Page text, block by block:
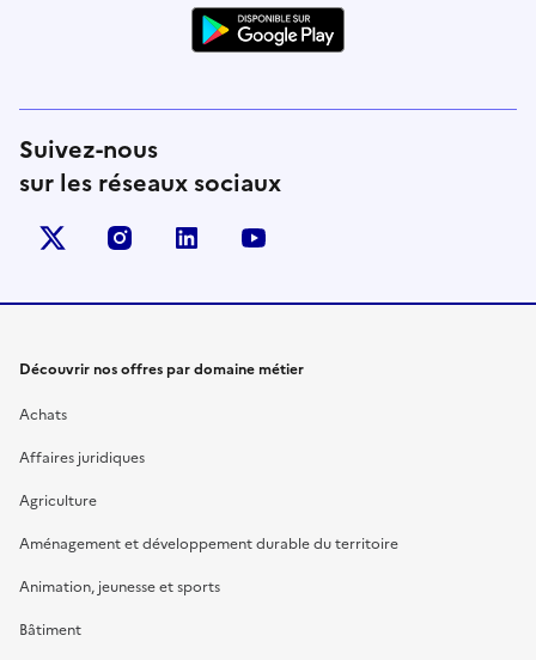
Suivez-nous
sur les réseaux sociaux
X (anciennement Twitter)
instagramlinkedin
Découvrir nos offres par domaine métier
Achats
Affaires juridiques
Agriculture
Aménagement et développement durable du territoire
Animation, jeunesse et sports
Bâtiment